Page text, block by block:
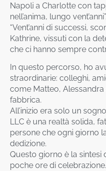
Napoli a Charlotte con
nell’anima, lungo
“Vent’anni di successi,
Kathrine, vissuti con la
che ci hanno sempre
In questo percorso, ho
straordinarie: colleghi,
come Matteo,
fabbrica.
All’inizio era solo un
LLC è una realtà solida,
persone che ogni giorno
dedizione.
Questo giorno è la sintesi
poche ore di celebrazione.